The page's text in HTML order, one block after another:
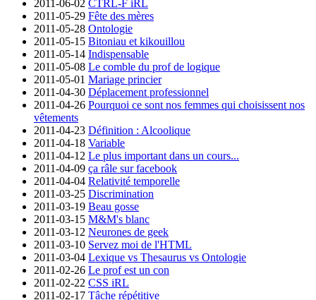
2011-06-02 CTRL-F iRL
2011-05-29 Fête des mères
2011-05-28 Ontologie
2011-05-15 Bitoniau et kikouillou
2011-05-14 Indispensable
2011-05-08 Le comble du prof de logique
2011-05-01 Mariage princier
2011-04-30 Déplacement professionnel
2011-04-26 Pourquoi ce sont nos femmes qui choisissent nos
vêtements
2011-04-23 Définition : Alcoolique
2011-04-18 Variable
2011-04-12 Le plus important dans un cours...
2011-04-09 ça râle sur facebook
2011-04-04 Relativité temporelle
2011-03-25 Discrimination
2011-03-19 Beau gosse
2011-03-15 M&M's blanc
2011-03-12 Neurones de geek
2011-03-10 Servez moi de l'HTML
2011-03-04 Lexique vs Thesaurus vs Ontologie
2011-02-26 Le prof est un con
2011-02-22 CSS iRL
2011-02-17 Tâche répétitive